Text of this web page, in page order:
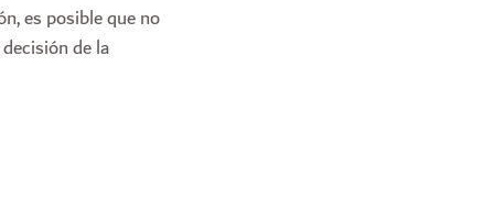
es posible que no
de la